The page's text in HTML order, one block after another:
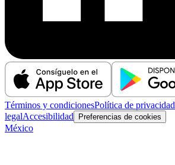
Términos y condicionesPolítica de privacidad
legalAccesibilidad Preferencias de cookies
México